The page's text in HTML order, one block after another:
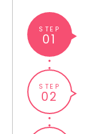
STEP
01
STEP
02